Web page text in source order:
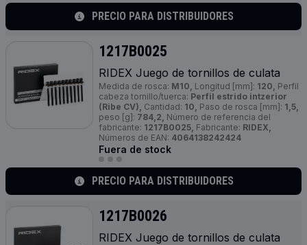
PRECIO PARA DISTRIBUIDORES
1217B0025
RIDEX Juego de tornillos de culata
Medida de rosca: M10, Longitud [mm]: 120, Perfil
cabeza tornillo/tuerca: Perfil estrido intzerior
(Ribe CV), Cantidad: 10, Paso de rosca [mm]: 1,5,
peso [g]: 784,2, Número de referencia del
fabricante: 1217B0025, Fabricante: RIDEX,
Números de EAN: 4064138242424
Fuera de stock
PRECIO PARA DISTRIBUIDORES
1217B0026
RIDEX Juego de tornillos de culata